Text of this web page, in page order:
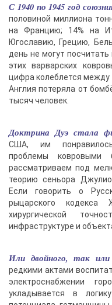
С 1940 по 1945 год
половиной миллиона
на Францию; 14% на
Югославию, Грецию,
день не могут
этих варварских
цифра колеблется между
Англия потеряла от
тысяч человек.
Доктрина Дуэ стала
США, им понравилось
проблемы ковровыми
рассматриваем под
теорию сеньора
Если говорить о
рыцарского кодекса
хирургической
инфраструктуре и
Или двойного, так
редкими актами
электроснабжении
укладывается в